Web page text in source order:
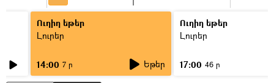
Ուղիղ եթեր
Լուրեր
14:00 7 ր Եթեր
Ուղիղ եթեր
Լուրեր
17:00 46 ր